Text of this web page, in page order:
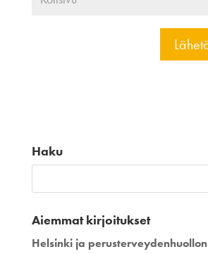
Haku
Aiemmat kirjoitukset
Helsinki ja perusterveydenhuollon